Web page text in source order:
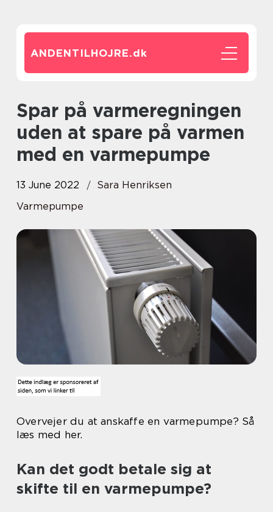
ANDENTILHOJRE.dk
Spar på varmeregningen
uden at spare på varmen
med en varmepumpe
13 June 2022
Sara Henriksen
Varmepumpe
Overvejer du at anskaffe en varmepumpe? Så
læs med her.
Kan det godt betale sig at
skifte til en varmepumpe?